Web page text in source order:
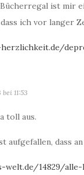
ist mir
ich vor langer
11:53
toll aus.
dass
welt.de/14829/